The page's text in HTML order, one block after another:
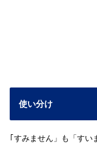
使い分け
｢すみません」も「すい